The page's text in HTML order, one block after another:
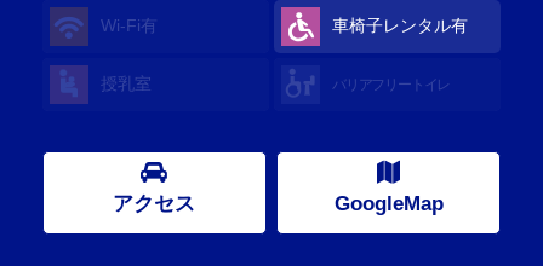
Wi-Fi有 車椅子レンタル有
授乳室 バリアフリートイレ
アクセス GoogleMap